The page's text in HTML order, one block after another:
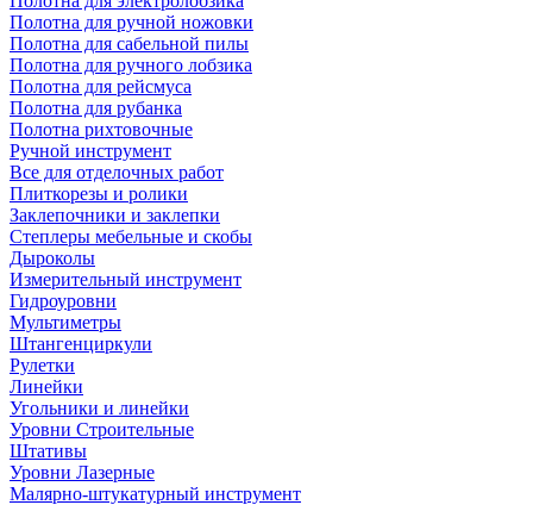
Полотна для ручной ножовки
Полотна для сабельной пилы
Полотна для ручного лобзика
Полотна для рейсмуса
Полотна для рубанка
Полотна рихтовочные
Ручной инструмент
Все для отделочных работ
Плиткорезы и ролики
Заклепочники и заклепки
Степлеры мебельные и скобы
Дыроколы
Измерительный инструмент
Гидроуровни
Мультиметры
Штангенциркули
Рулетки
Линейки
Угольники и линейки
Уровни Строительные
Штативы
Уровни Лазерные
Малярно-штукатурный инструмент